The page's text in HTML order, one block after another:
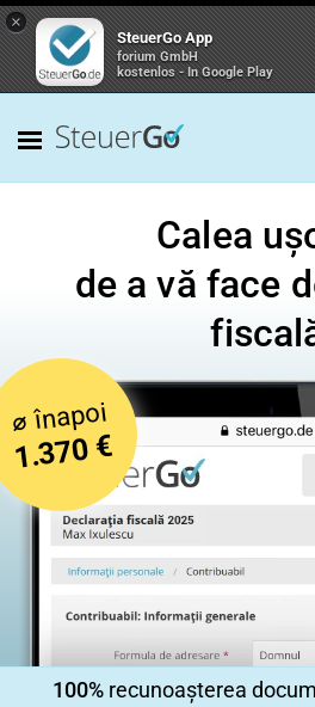
×
SteuerGo App
forium GmbH
kostenlos - In Google Play
Calea
de a vă face
⌀înapoi
1.370 €
100%recunoașterea